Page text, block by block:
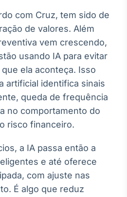
Gestão de
Investimentos
Em breve
Tokenização
Em breve
com Cruz, tem sido de
de valores. Além
vem crescendo,
usando IA para evitar
ela aconteça. Isso
artificial identifica sinais
queda de frequência
no comportamento do
risco financeiro.
a IA passa então a
e até oferece
com ajuste nas
É algo que reduz